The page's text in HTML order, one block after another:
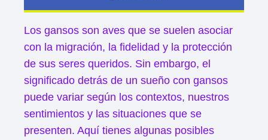
Los gansos son aves que se suelen asociar
con la migración, la fidelidad y la protección
de sus seres queridos. Sin embargo, el
significado detrás de un sueño con gansos
puede variar según los contextos, nuestros
sentimientos y las situaciones que se
presenten. Aquí tienes algunas posibles